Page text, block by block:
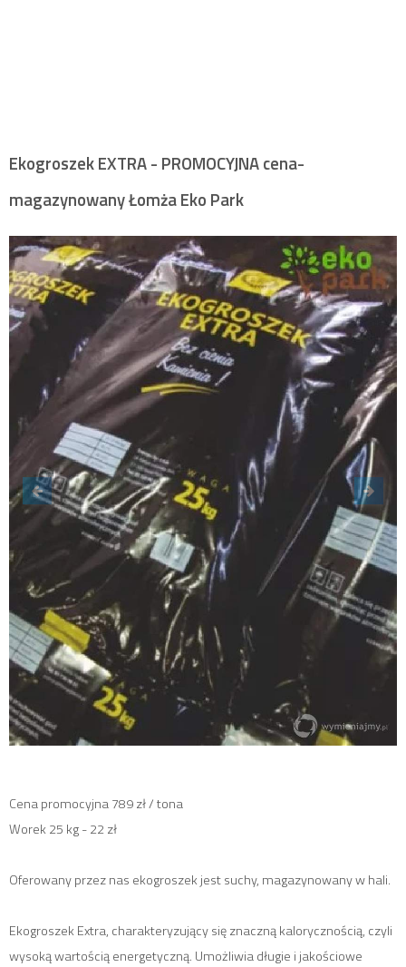
Ekogroszek EXTRA - PROMOCYJNA cena-
magazynowany Łomża Eko Park
Cena promocyjna 789 zł / tona
Worek 25 kg - 22 zł
Oferowany przez nas ekogroszek jest suchy, magazynowany w hali.
Ekogroszek Extra, charakteryzujący się znaczną kalorycznością, czyli
wysoką wartością energetyczną. Umożliwia długie i jakościowe